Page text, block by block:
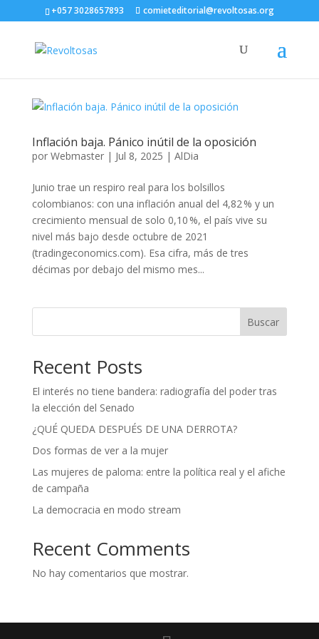
+057 3028657893 comieteditorial@revoltosas.org
Inflación baja. Pánico inútil de la oposición
por Webmaster| Jul 8, 2025 | AlDia
Junio trae un respiro real para los bolsillos
colombianos: con una inflación anual del 4,82 % y un
crecimiento mensual de solo 0,10 %, el país vive su
nivel más bajo desde octubre de 2021
(tradingeconomics.com). Esa cifra, más de tres
décimas por debajo del mismo mes...
Buscar
Recent Posts
El interés no tiene bandera: radiografía del poder tras
la elección del Senado
¿QUÉ QUEDA DESPUÉS DE UNA DERROTA?
Dos formas de ver a la mujer
Las mujeres de paloma: entre la política real y el afiche
de campaña
La democracia en modo stream
Recent Comments
No hay comentarios que mostrar.